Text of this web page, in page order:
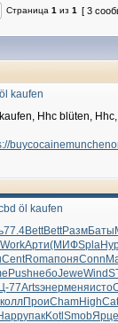
Страница 1 из 1 [ 3
kaufen
Hhc blüten,
öl kaufen
77.4BettBettРазмБаты
WorkАрти(МИФSpla
CentRomaпоняConn
PushнебоJeweWind
77Artsэнерменяисто
коллПроиChamHigh
упакKotlSmobЯрце